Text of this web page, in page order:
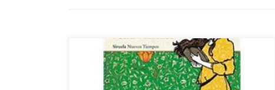
Petra Hartlieb nos lleva de vuelta a la historia de
Marie, Oskar y la familia Schnitzler con Primavera en